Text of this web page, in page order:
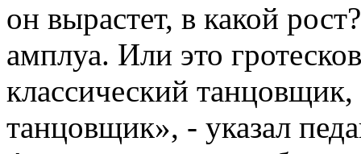
он вырастет, в какой
амплуа. Или это
классический
танцовщик», - указал